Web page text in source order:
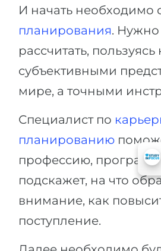
И начать необходимо
планирования. Нужно
рассчитать,
субъективными
мире, а точными
Специалист по
планированию
профессию,
подскажет, на что
внимание, как
поступление.